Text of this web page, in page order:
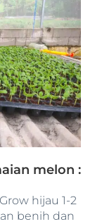
melon :
hijau 1-2
benih dan